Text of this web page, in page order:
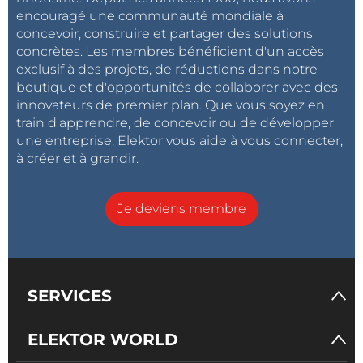
de révéler ces secrets au sein de la chaîne
d'approvisionnement.
Outils de développement
La famille de MCU PIC32CK 32 bits est prise en
charge par les plates-formes logicielles de Microchip,
notammentMPLAB® Harmony v3
en charge par les cartes de développement PIC32CK
SG et PIC32CK GC Curiosity Ultra, notamment
La famille PIC32CK est désormais disponible à l'achat
pour acheter, contactez un représentant commercial
encouragé une communauté mondiale à
concevoir, construire et partager des solutions
concrètes. Les membres bénéficient d'un accès
exclusif à des projets, de réductions dans notre
boutique et d'opportunités de collaborer avec des
innovateurs de premier plan. Que vous soyez en
train d'apprendre, de concevoir ou de développer
une entreprise, Elektor vous aide à vous connecter,
à créer et à grandir.
Je deviens membre
SERVICES
ELEKTOR WORLD